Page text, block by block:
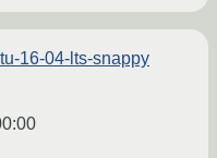
16-04-lts-snappy